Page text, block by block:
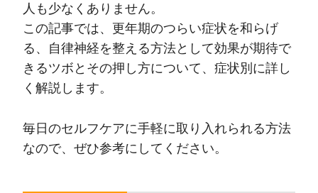
人も少なくありません。
この記事では、更年期のつらい症状を和らげ
る、自律神経を整える方法として効果が期待で
きるツボとその押し方について、症状別に詳し
く解説します。
毎日のセルフケアに手軽に取り入れられる方法
なので、ぜひ参考にしてください。